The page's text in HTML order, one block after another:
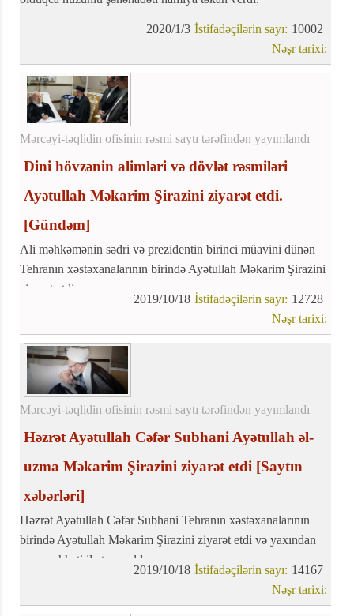
10002
İstifadəçilərin sayı:
2020/1/3
Nəşr tarixi:
Mərcəyi-təqlidin ofisinin rəsmi saytı tərəfindən yayımlandı
Dini hövzənin alimləri və dövlət rəsmiləri
Ayətullah Məkarim Şirazini ziyarət etdi.
[Gündəm]
Ali məhkəmənin sədri və prezidentin birinci müavini dünən
Tehranın xəstəxanalarının birində Ayətullah Məkarim Şirazini
ziyarət etdi.
12728
İstifadəçilərin sayı:
2019/10/18
Nəşr tarixi:
Mərcəyi-təqlidin ofisinin rəsmi saytı tərəfindən yayımlandı
Həzrət Ayətullah Cəfər Subhani Ayətullah əl-
uzma Məkarim Şirazini ziyarət etdi [Saytın
xəbərləri]
Həzrət Ayətullah Cəfər Subhani Tehranın xəstəxanalarının
birində Ayətullah Məkarim Şirazini ziyarət etdi və yaxından
onun səhhəti ilə tanış oldu.
14167
İstifadəçilərin sayı:
2019/10/18
Nəşr tarixi: